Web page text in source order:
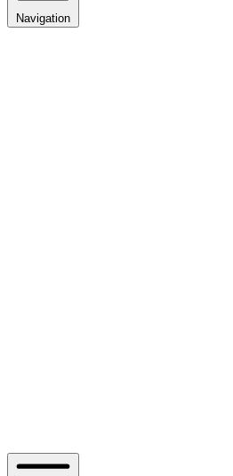
Navigation